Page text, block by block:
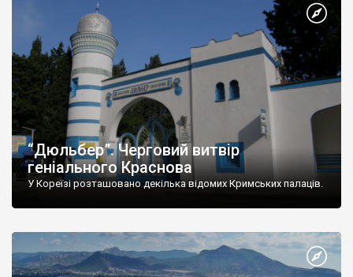
“Дюльбер”. Черговий витвір
геніального Краснова
У Кореїзі розташовано декілька відомих Кримських палаців.